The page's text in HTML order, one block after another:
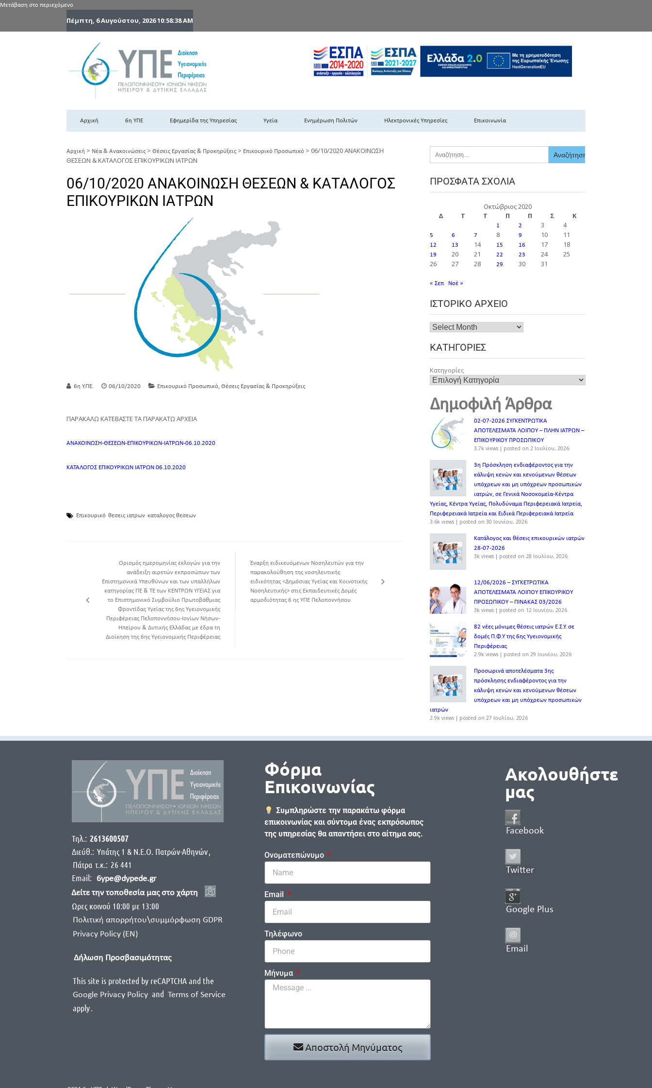
Μετάβαση στο περιεχόμενο
Πέμπτη, 6 Αυγούστου, 202610:58:39 AM
6η Υγειονομική Περιφέρεια Πελοποννήσου- Ιονίων Νήσων-Ηπείρου & Δυτικής Ελλάδας
Αρχική 6η ΥΠΕ Εφημερίδα της Υπηρεσίας Υγεία Ενημέρωση Πολιτών Ηλεκτρονικές Υπηρεσίες Επικοινωνία
Αρχική > Νέα & Ανακοινώσεις > Θέσεις Εργασίας & Προκηρύξεις > Επικουρικό Προσωπικό > 06/10/2020 ΑΝΑΚΟΙΝΩΣΗ
ΘΕΣΕΩΝ & ΚΑΤΑΛΟΓΟΣ ΕΠΙΚΟΥΡΙΚΩΝ ΙΑΤΡΩΝ
06/10/2020 ΑΝΑΚΟΙΝΩΣΗ ΘΕΣΕΩΝ & ΚΑΤΑΛΟΓΟΣ
ΕΠΙΚΟΥΡΙΚΩΝ ΙΑΤΡΩΝ
6η Υ.ΠΕ. 06/10/2020 Επικουρικό Προσωπικό, Θέσεις Εργασίας & Προκηρύξεις
ΠΑΡΑΚΑΛΩ ΚΑΤΕΒΑΣΤΕ ΤΑ ΠΑΡΑΚΑΤΩ ΑΡΧΕΙΑ
ΑΝΑΚΟΙΝΩΣΗ-ΘΕΣΕΩΝ-ΕΠΙΚΟΥΡΙΚΩΝ-ΙΑΤΡΩΝ-06.10.2020
ΚΑΤΑΛΟΓΟΣ ΕΠΙΚΟΥΡΙΚΩΝ ΙΑΤΡΩΝ 06.10.2020
Επικουρικό θεσεις ιατρων καταλογος θεσεων
Ορισμός ημερομηνίας εκλογών για την
ανάδειξη αιρετών εκπροσώπων των
Επιστημονικά Υπευθύνων και των υπαλλήλων
κατηγορίας ΠΕ & ΤΕ των ΚΕΝΤΡΩΝ ΥΓΕΙΑΣ για
το Επιστημονικό Συμβούλιο Πρωτοβάθμιας
Φροντίδας Υγείας της 6ης Υγειονομικής
Περιφέρειας Πελοποννήσου-Ιονίων Νήσων-
Ηπείρου & Δυτικής Ελλάδας με έδρα τη
Διοίκηση της 6ης Υγειονομικής Περιφέρειας
Έναρξη ειδικευόμενων Νοσηλευτών για την
παρακολούθηση της νοσηλευτικής
ειδικότητας <Δημόσιας Υγείας και Κοινοτικής
Νοσηλευτικής> στις Εκπαιδευτικές Δομές
αρμοδιότητας 6 ης ΥΠΕ Πελοποννήσου
ΠΡΌΣΦΑΤΑ ΣΧΌΛΙΑ
Οκτώβριος 2020
Δ
Τ Τ Π Π Σ Κ
1 2 3 4
5 6 7 8 9 10 11
12 13 14 15 16 17 18
19 20 21 22 23 24
25
26
27 28 29 30 31
« Σεπ Νοέ »
ΙΣΤΟΡΙΚΌ ΑΡΧΕΊΟ
ΚΑΤΗΓΟΡΊΕΣ
Κατηγορίες
Δημοφιλή Άρθρα
02-07-2026 ΣΥΓΚΕΝΤΡΩΤΙΚΑ
ΑΠΟΤΕΛΕΣΜΑΤΑ ΛΟΙΠΟΥ – ΠΛΗΝ ΙΑΤΡΩΝ –
ΕΠΙΚΟΥΡΙΚΟΥ ΠΡΟΣΩΠΙΚOY
3.7k views | posted on 2 Ιουλίου, 2026
3η Πρόσκληση ενδιαφέροντος για την
κάλυψη κενών και κενούμενων θέσεων
υπόχρεων και μη υπόχρεων προσωπικών
ιατρών, σε Γενικά Νοσοκομεία-Κέντρα
Υγείας, Κέντρα Υγείας, Πολυδύναμα Περιφερειακά Ιατρεία,
Περιφερειακά Ιατρεία και Ειδικά Περιφερειακά Ιατρεία
3.6k views | posted on 30 Ιουνίου, 2026
Κατάλογος και θέσεις επικουρικών ιατρών
28-07-2026
3k views | posted on 28 Ιουλίου, 2026
12/06/2026 – ΣΥΓΚΕΤΡΩΤΙΚΑ
ΑΠΟΤΕΛΕΣΜΑΤΑ ΛΟΙΠΟΥ ΕΠΙΚΟΥΡΙΚΟΥ
ΠΡΟΣΩΠΙΚΟΥ – ΠΙΝΑΚΑΣ 03/2026
3k views | posted on 12 Ιουνίου, 2026
82 νέες μόνιμες θέσεις ιατρών Ε.Σ.Υ. σε
δομές Π.Φ.Υ της 6ης Υγειονομικής
Περιφέρειας
2.9k views | posted on 29 Ιουνίου, 2026
Προσωρινά αποτελέσματα 3ης
πρόσκλησης ενδιαφέροντος για την
κάλυψη κενών και κενούμενων θέσεων
υπόχρεων και μη υπόχρεων προσωπικών
ιατρών
2.9k views | posted on 27 Ιουλίου, 2026
Τηλ.: 2613600507
Διεύθ.: Yπάτης 1 & Ν.Ε.Ο. Πατρών-Αθηνών,
Πάτρα τ.κ.: 26 441
Email:
6ype@dypede.gr
Δείτε την τοποθεσία μας στο χάρτη
Ωρες κοινού 10:00 με 13:00
Πολιτική απορρήτου\συμμόρφωση GDPR
Privacy Policy (EN)
Δήλωση Προσβασιμότητας
This site is protected by reCAPTCHA and the
Google Privacy Policy and Terms of Service
apply.
Φόρμα
Επικοινωνίας
Συμπληρώστε την παρακάτω φόρμα
επικοινωνίας και σύντομα ένας εκπρόσωπος
της υπηρεσίας θα απαντήσει στο αίτημα σας.
Ονοματεπώνυμο
Email
Τηλέφωνο
Μήνυμα
Αποστολή Μηνύματος
Ακολουθήστε
μας
Facebook
Twitter
Google Plus
Email